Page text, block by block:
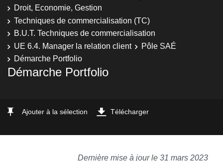
Droit, Economie, Gestion
Techniques de commercialisation (TC)
B.U.T. Techniques de commercialisation
UE 6.4. Manager la relation client
Pôle SAÉ
Démarche Portfolio
Démarche Portfolio
Ajouter à la sélection Télécharger
Dernière mise à jour le 31 mars 2023